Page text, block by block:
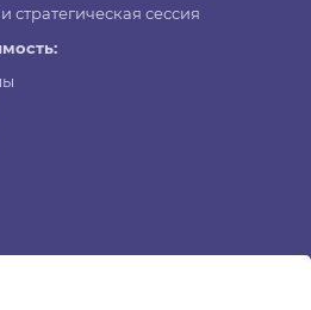
стратегическая сессия